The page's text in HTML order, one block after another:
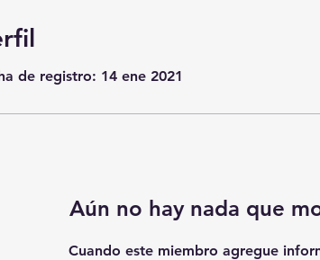
de registro: 14 ene 2021
Aún no hay nada que
Cuando este miembro agregue